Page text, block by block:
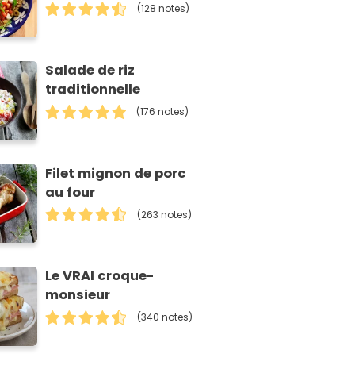
(128 notes)
Salade de riz
traditionnelle
(176 notes)
Filet mignon de porc
au four
(263 notes)
Le VRAI croque-
monsieur
(340 notes)